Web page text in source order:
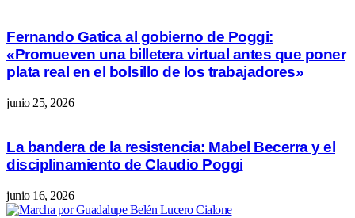
Fernando Gatica al gobierno de Poggi:
«Promueven una billetera virtual antes que poner
plata real en el bolsillo de los trabajadores»
junio 25, 2026
La bandera de la resistencia: Mabel Becerra y el
disciplinamiento de Claudio Poggi
junio 16, 2026